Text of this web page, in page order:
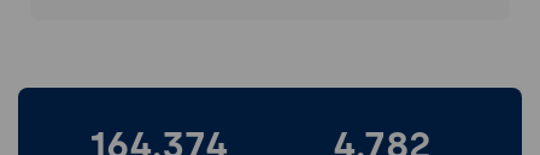
164.374 4.782